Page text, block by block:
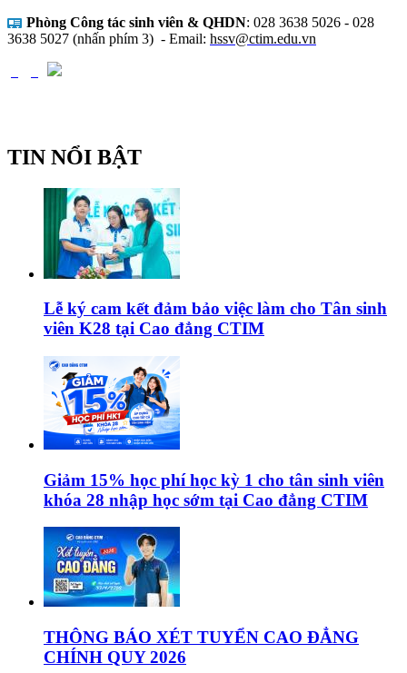
Phòng Công tác sinh viên & QHDN: 028 3638 5026 - 028
3638 5027 (nhấn phím 3) - Email: hssv@ctim.edu.vn
TIN NỔI BẬT
Lễ ký cam kết đảm bảo việc làm cho Tân sinh
viên K28 tại Cao đẳng CTIM
Giảm 15% học phí học kỳ 1 cho tân sinh viên
khóa 28 nhập học sớm tại Cao đẳng CTIM
THÔNG BÁO XÉT TUYỂN CAO ĐẲNG
CHÍNH QUY 2026